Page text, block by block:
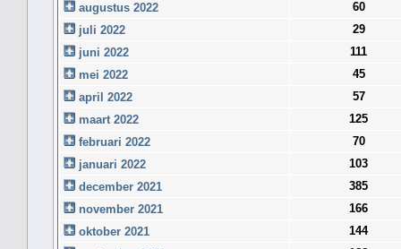
augustus 2022
60
juli 2022
29
juni 2022
111
mei 2022
45
april 2022
57
maart 2022
125
februari 2022
70
januari 2022
103
december 2021
385
november 2021
166
oktober 2021
144